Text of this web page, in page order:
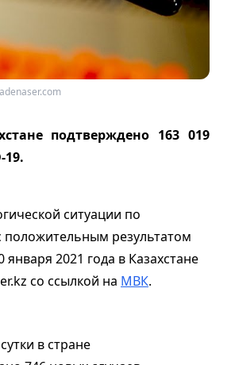
подтверждено 163 019
19.
ситуации по
положительным результатом
января 2021 года в Казахстане
со ссылкой на МВК.
в стране